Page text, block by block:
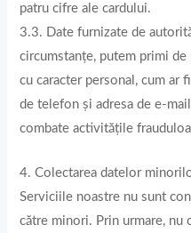
patru cifre ale cardului.
3.3. Date furnizate de
circumstanțe, putem primi
cu caracter personal, cum ar
de telefon și adresa de e-
combate activitățile
4. Colectarea datelor
Serviciile noastre nu sunt
către minori. Prin urmare, nu